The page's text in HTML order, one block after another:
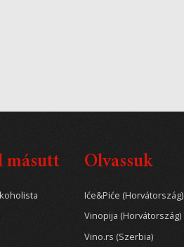
másutt Olvassuk
Iće&Piće (Horvátország)
Vinopija (Horvátország)
Vino.rs (Szerbia)